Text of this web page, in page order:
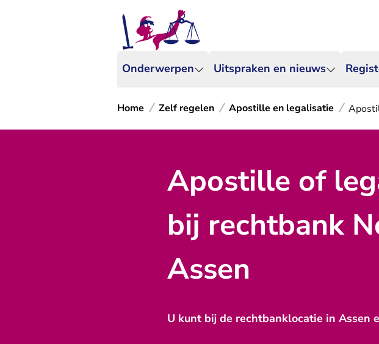
Onderwerpen Uitspraken en nieuws
Home Zelf regelen Apostille en legalisatie
Apostille of
bij rechtbank
Assen
U kunt bij de rechtbanklocatie in Assen